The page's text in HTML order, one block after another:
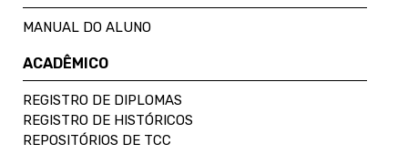
MANUAL DO ALUNO
ACADÊMICO
REGISTRO DE DIPLOMAS
REGISTRO DE HISTÓRICOS
REPOSITÓRIOS DE TCC